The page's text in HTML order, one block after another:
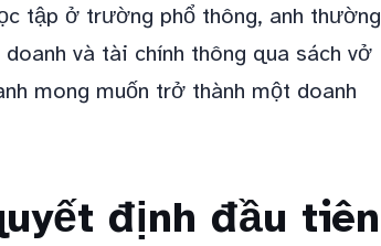
tập ở trường phổ thông, anh thường
và tài chính thông qua sách vở
mong muốn trở thành một doanh
định đầu tiên